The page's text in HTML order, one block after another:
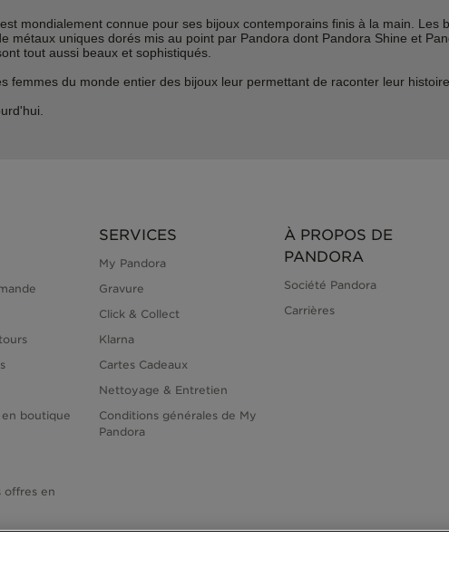
mondialement connue pour ses bijoux contemporains finis à la main. Les
métaux uniques dorés mis au point par Pandora dont Pandora Shine et
tout aussi beaux et sophistiqués.
du monde entier des bijoux leur permettant de raconter leur
boutique
offres en
SERVICES
My Pandora
Gravure
Click & Collect
Klarna
Cartes Cadeaux
Nettoyage & Entretien
Conditions générales de My
Pandora
À PROPOS DE
PANDORA
Société Pandora
Carrières